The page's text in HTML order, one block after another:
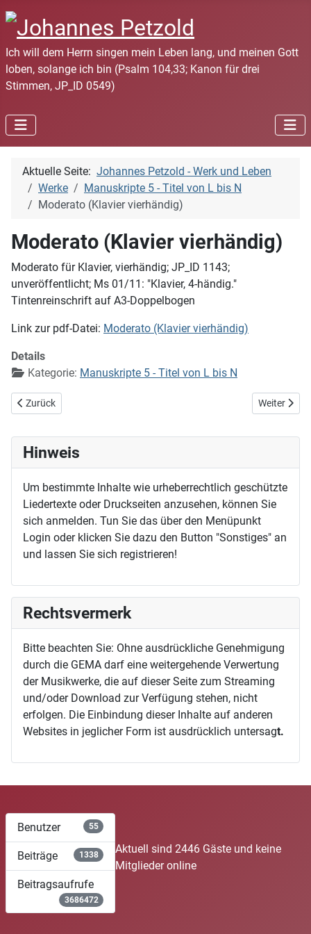
Ich will dem Herrn singen mein Leben lang, und meinen Gott
loben, solange ich bin (Psalm 104,33; Kanon für drei
Stimmen, JP_ID 0549)
Aktuelle Seite: Johannes Petzold - Werk und Leben
Werke
Manuskripte 5 - Titel von L bis N
Moderato (Klavier vierhändig)
Moderato (Klavier vierhändig)
Moderato für Klavier, vierhändig; JP_ID 1143;
unveröffentlicht; Ms 01/11: "Klavier, 4-händig."
Tintenreinschrift auf A3-Doppelbogen
Link zur pdf-Datei: Moderato (Klavier vierhändig)
Details
Kategorie: Manuskripte 5 - Titel von L bis N
Vorheriger Beitrag: Mitten in dem Tod
Zurück Nächster
Weiter
Hinweis
Um bestimmte Inhalte wie urheberrechtlich geschützte
Liedertexte oder Druckseiten anzusehen, können Sie
sich anmelden. Tun Sie das über den Menüpunkt
Login oder klicken Sie dazu den Button "Sonstiges" an
und lassen Sie sich registrieren!
Rechtsvermerk
Bitte beachten Sie: Ohne ausdrückliche Genehmigung
durch die GEMA darf eine weitergehende Verwertung
der Musikwerke, die auf dieser Seite zum Streaming
und/oder Download zur Verfügung stehen, nicht
erfolgen. Die Einbindung dieser Inhalte auf anderen
Websites in jeglicher Form ist ausdrücklich untersagt.
Benutzer 55
Beiträge 1338
Beitragsaufrufe
3686472
Aktuell sind 2446 Gäste und keine
Mitglieder online